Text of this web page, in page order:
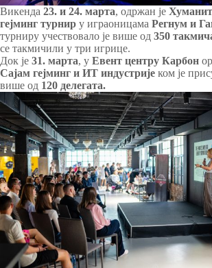
Викенда 23. и 24. марта, одржан је
гејминг турнир у играоницама Регнум и
турниру учествовало је више од 350
се такмичили у три игрице.
Док је 31. марта, у Евент центру Карбон
Сајам гејминг и ИТ индустрије ком је
више од 120 делегата.